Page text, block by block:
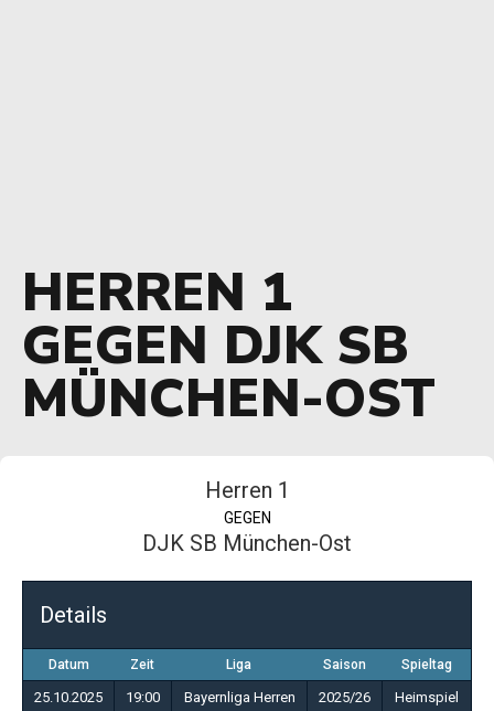
HERREN 1
GEGEN DJK SB
MÜNCHEN-OST
Herren 1
GEGEN
DJK SB München-Ost
Details
Datum Zeit Liga Saison Spieltag
25.10.2025 19:00 Bayernliga Herren 2025/26 Heimspiel